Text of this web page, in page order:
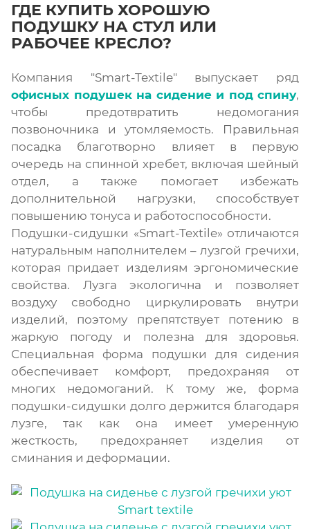
ГДЕ КУПИТЬ ХОРОШУЮ
ПОДУШКУ НА СТУЛ ИЛИ
РАБОЧЕЕ КРЕСЛО?
Компания "Smart-Textile" выпускает ряд
офисных подушек на сидение и под спину,
чтобы предотвратить недомогания
позвоночника и утомляемость. Правильная
посадка благотворно влияет в первую
очередь на спинной хребет, включая шейный
отдел, а также помогает избежать
дополнительной нагрузки, способствует
повышению тонуса и работоспособности.
Подушки-сидушки «Smart-Textile» отличаются
натуральным наполнителем – лузгой гречихи,
которая придает изделиям эргономические
свойства. Лузга экологична и позволяет
воздуху свободно циркулировать внутри
изделий, поэтому препятствует потению в
жаркую погоду и полезна для здоровья.
Специальная форма подушки для сидения
обеспечивает комфорт, предохраняя от
многих недомоганий. К тому же, форма
подушки-сидушки долго держится благодаря
лузге, так как она имеет умеренную
жесткость, предохраняет изделия от
сминания и деформации.